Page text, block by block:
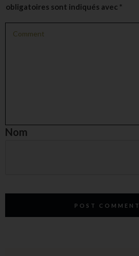
obligatoires sont indiqués avec *
Nom
POST COMMENT